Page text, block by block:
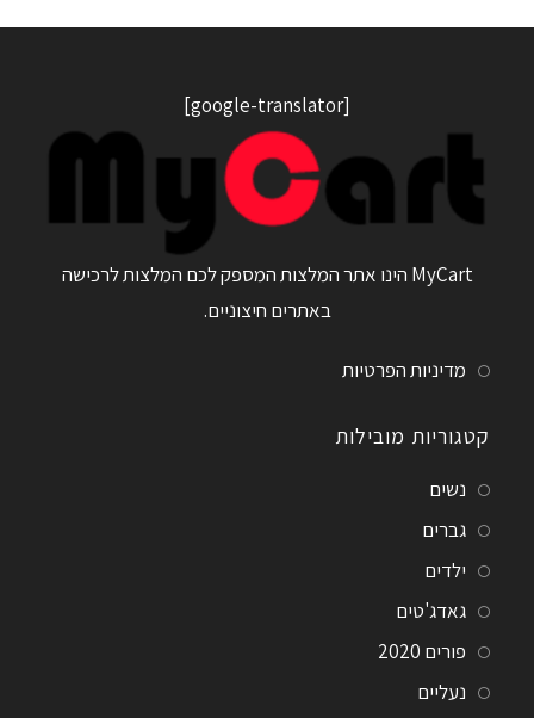
[google-translator]
MyCart הינו אתר המלצות המספק לכם המלצות לרכישה
באתרים חיצוניים.
מדיניות הפרטיות
קטגוריות מובילות
נשים
גברים
ילדים
גאדג'טים
פורים 2020
נעליים